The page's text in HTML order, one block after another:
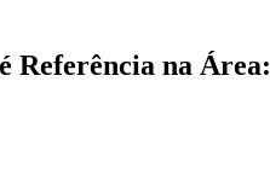
Referência na Área: